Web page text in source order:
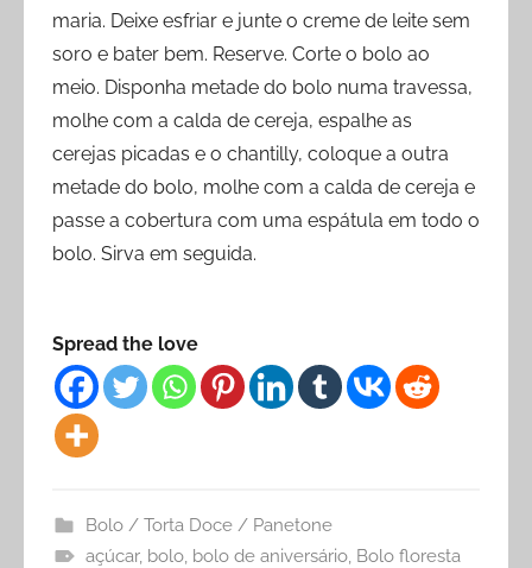
maria. Deixe esfriar e junte o creme de leite sem
soro e bater bem. Reserve. Corte o bolo ao
meio. Disponha metade do bolo numa travessa,
molhe com a calda de cereja, espalhe as
cerejas picadas e o chantilly, coloque a outra
metade do bolo, molhe com a calda de cereja e
passe a cobertura com uma espátula em todo o
bolo. Sirva em seguida.
Spread the love
Bolo / Torta Doce / Panetone
açúcar, bolo, bolo de aniversário, Bolo floresta